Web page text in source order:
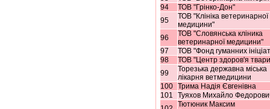
94
ТОВ "Грінко-Дон"
95
ТОВ "Клініка ветеринарної
медицини"
96
ТОВ "Словянська кліника
ветеринарної медицини"
97
ТОВ "Фонд гуманних
98
ТОВ "Центр здоров'я
99
Торезька державна міська
лікарня ветмедицини
100
Трима Надія Євгенівна
101
Туяхов Михайло
Тютюник Максим